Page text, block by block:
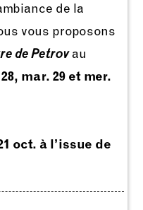
de la
vous proposons
de Petrovau
mar. 29 et mer.
oct. à l’issue de